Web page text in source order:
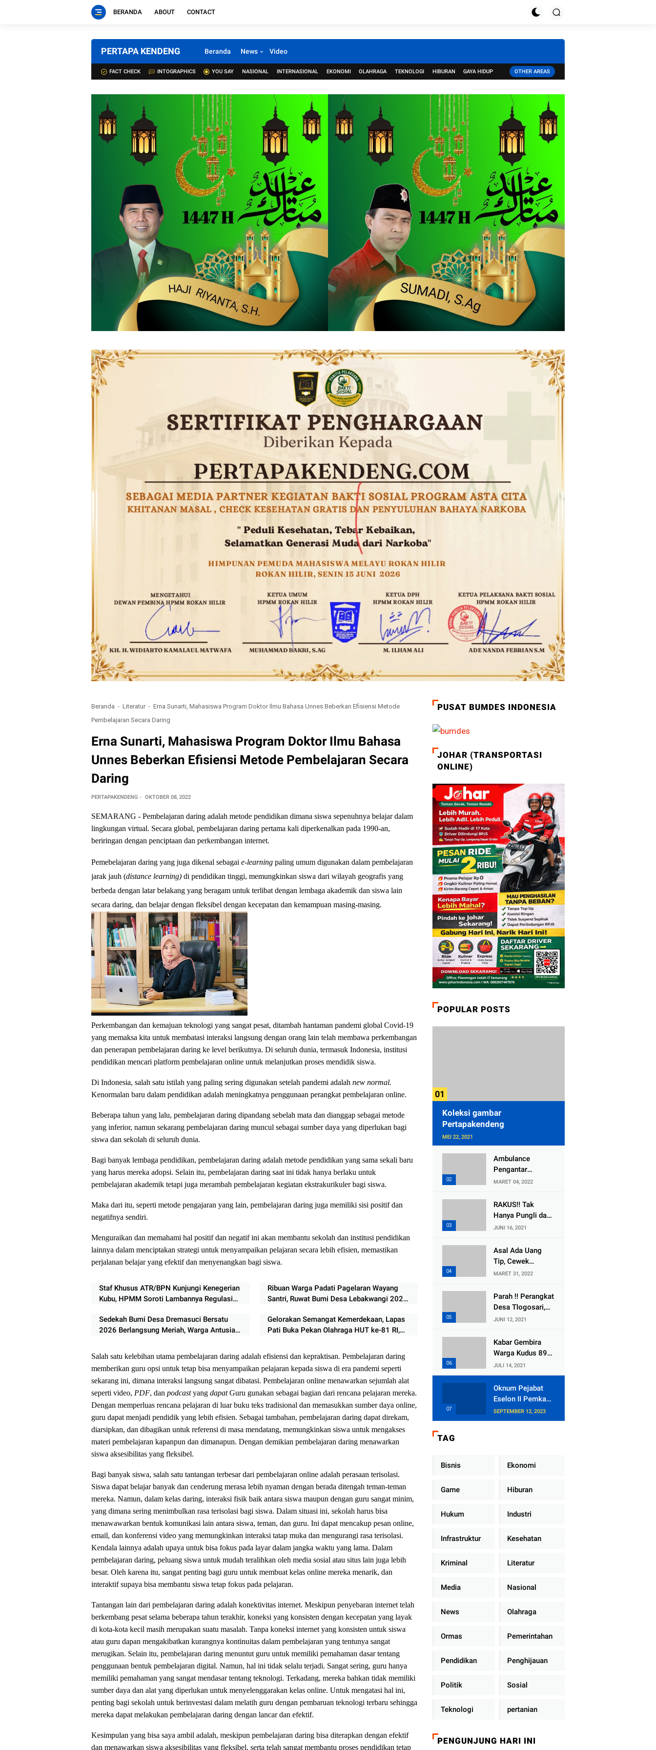
BERANDA ABOUT CONTACT
PERTAPA KENDENG Beranda News Video
FACT CHECK INTOGRAPHICS YOU SAY NASIONAL INTERNASIONAL EKONOMI OLAHRAGA TEKNOLOGI HIBURAN GAYA HIDUP OTHER AREAS
Beranda Literatur
Erna Sunarti, Mahasiswa Program Doktor Ilmu Bahasa Unnes Beberkan Efisiensi Metode
Pembelajaran Secara Daring
Erna Sunarti, Mahasiswa Program Doktor Ilmu Bahasa
Unnes Beberkan Efisiensi Metode Pembelajaran Secara
Daring
PERTAPAKENDENG OKTOBER 08, 2022
SEMARANG - Pembelajaran daring adalah metode pendidikan dimana siswa sepenuhnya belajar dalam
lingkungan virtual. Secara global, pembelajaran daring pertama kali diperkenalkan pada 1990-an,
beriringan dengan penciptaan dan perkembangan internet.
Pemebelajaran daring yang juga dikenal sebagai e-learning paling umum digunakan dalam pembelajaran
jarak jauh (distance learning) di pendidikan tinggi, memungkinkan siswa dari wilayah geografis yang
berbeda dengan latar belakang yang beragam untuk terlibat dengan lembaga akademik dan siswa lain
secara daring, dan belajar dengan fleksibel dengan kecepatan dan kemampuan masing-masing.
Perkembangan dan kemajuan teknologi yang sangat pesat, ditambah hantaman pandemi global Covid-19
yang memaksa kita untuk membatasi interaksi langsung dengan orang lain telah membawa perkembangan
dan penerapan pembelajaran daring ke level berikutnya. Di seluruh dunia, termasuk Indonesia, institusi
pendidikan mencari platform pembelajaran online untuk melanjutkan proses mendidik siswa.
Di Indonesia, salah satu istilah yang paling sering digunakan setelah pandemi adalah new normal.
Kenormalan baru dalam pendidikan adalah meningkatnya penggunaan perangkat pembelajaran online.
Beberapa tahun yang lalu, pembelajaran daring dipandang sebelah mata dan dianggap sebagai metode
yang inferior, namun sekarang pembelajaran daring muncul sebagai sumber daya yang diperlukan bagi
siswa dan sekolah di seluruh dunia.
Bagi banyak lembaga pendidikan, pembelajaran daring adalah metode pendidikan yang sama sekali baru
yang harus mereka adopsi. Selain itu, pembelajaran daring saat ini tidak hanya berlaku untuk
pembelajaran akademik tetapi juga merambah pembelajaran kegiatan ekstrakurikuler bagi siswa.
Maka dari itu, seperti metode pengajaran yang lain, pembelajaran daring juga memiliki sisi positif dan
negatifnya sendiri.
Menguraikan dan memahami hal positif dan negatif ini akan membantu sekolah dan institusi pendidikan
lainnya dalam menciptakan strategi untuk menyampaikan pelajaran secara lebih efisien, memastikan
perjalanan belajar yang efektif dan menyenangkan bagi siswa.
Staf Khusus ATR/BPN Kunjungi Kenegerian
Kubu, HPMM Soroti Lambannya Regulasi
Ribuan Warga Padati Pagelaran Wayang
Santri, Ruwat Bumi Desa Lebakwangi 2026
Sedekah Bumi Desa Dremasuci Bersatu
2026 Berlangsung Meriah, Warga Antusias
Gelorakan Semangat Kemerdekaan, Lapas
Pati Buka Pekan Olahraga HUT ke-81 RI,
Salah satu kelebihan utama pembelajaran daring adalah efisiensi dan kepraktisan. Pembelajaran daring
memberikan guru opsi untuk tetap bisa menyampaikan pelajaran kepada siswa di era pandemi seperti
sekarang ini, dimana interaksi langsung sangat dibatasi. Pembelajaran online menawarkan sejumlah alat
seperti video, PDF, dan podcastyang dapatGuru gunakan sebagai bagian dari rencana pelajaran mereka.
Dengan memperluas rencana pelajaran di luar buku teks tradisional dan memasukkan sumber daya online,
guru dapat menjadi pendidik yang lebih efisien. Sebagai tambahan, pembelajaran daring dapat direkam,
diarsipkan, dan dibagikan untuk referensi di masa mendatang, memungkinkan siswa untuk mengakses
materi pembelajaran kapanpun dan dimanapun. Dengan demikian pembelajaran daring menawarkan
siswa aksesibilitas yang fleksibel.
Bagi banyak siswa, salah satu tantangan terbesar dari pembelajaran online adalah perasaan terisolasi.
Siswa dapat belajar banyak dan cenderung merasa lebih nyaman dengan berada ditengah teman-teman
mereka. Namun, dalam kelas daring, interaksi fisik baik antara siswa maupun dengan guru sangat minim,
yang dimana sering menimbulkan rasa terisolasi bagi siswa. Dalam situasi ini, sekolah harus bisa
menawawarkan bentuk komunikasi lain antara siswa, teman, dan guru. Ini dapat mencakup pesan online,
email, dan konferensi video yang memungkinkan interaksi tatap muka dan mengurangi rasa terisolasi.
Kendala lainnya adalah upaya untuk bisa fokus pada layar dalam jangka waktu yang lama. Dalam
pembelajaran daring, peluang siswa untuk mudah teralihkan oleh media sosial atau situs lain juga lebih
besar. Oleh karena itu, sangat penting bagi guru untuk membuat kelas online mereka menarik, dan
interaktif supaya bisa membantu siswa tetap fokus pada pelajaran.
Tantangan lain dari pembelajaran daring adalah konektivitas internet. Meskipun penyebaran internet telah
berkembang pesat selama beberapa tahun terakhir, koneksi yang konsisten dengan kecepatan yang layak
di kota-kota kecil masih merupakan suatu masalah. Tanpa koneksi internet yang konsisten untuk siswa
atau guru dapan mengakibatkan kurangnya kontinuitas dalam pembelajaran yang tentunya sangat
merugikan. Selain itu, pembelajaran daring menuntut guru untuk memiliki pemahaman dasar tentang
penggunaan bentuk pembelajaran digital. Namun, hal ini tidak selalu terjadi. Sangat sering, guru hanya
memiliki pemahaman yang sangat mendasar tentang teknologi. Terkadang, mereka bahkan tidak memiliki
sumber daya dan alat yang diperlukan untuk menyelenggarakan kelas online. Untuk mengatasi hal ini,
penting bagi sekolah untuk berinvestasi dalam melatih guru dengan pembaruan teknologi terbaru sehingga
mereka dapat melakukan pembelajaran daring dengan lancar dan efektif.
Kesimpulan yang bisa saya ambil adalah, meskipun pembelajaran daring bisa diterapkan dengan efektif
dan menawarkan siswa aksesibilitas yang fleksibel, serta telah sangat membantu proses pendidikan tetap
PUSAT BUMDES INDONESIA
JOHAR (TRANSPORTASI
ONLINE)
POPULAR POSTS
Koleksi gambar
Pertapakendeng
MEI 22, 2021
Ambulance
Pengantar
Jenazah Kepala
Mengalami
Kecelakaan
MARET 04, 2022
RAKUS!! Tak
Hanya Pungli dan
Dana Bedah
Diembat, ,
Perangkat Desa
Selewengkan
Bantuan Mushola
JUNI 16, 2021
Asal Ada Uang
Tip, Cewek
Pemandu Karaoke
Bersedia Bugil
MARET 31, 2022
Parah !! Perangkat
Desa Tlogosari,
Kecamatan
Embat Dana Bedah
Rumah dari
JUNI 12, 2021
Kabar Gembira
Warga Kudus 89
Persen RT di
Kudus Zona Hijau
JULI 14, 2021
Oknum Pejabat
Eselon II Pemkab
Lampung Utara
Asik Ngobrol
Dinas
SEPTEMBER 12, 2023
TAG
Bisnis Ekonomi
Game Hiburan
Hukum Industri
Infrastruktur Kesehatan
Kriminal Literatur
Media Nasional
News Olahraga
Ormas Pemerintahan
Pendidikan Penghijauan
Politik Sosial
Teknologi pertanian
PENGUNJUNG HARI INI